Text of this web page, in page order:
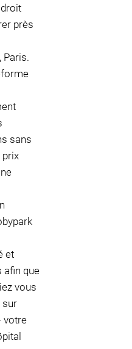
près
Paris.
sans
prix
et
afin que
vous
sur
votre